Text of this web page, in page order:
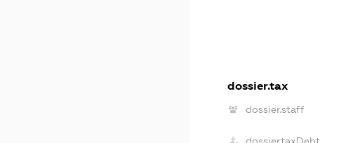
dossier.tax
dossier.staff